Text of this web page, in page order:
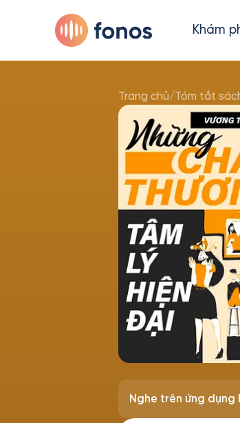
Khám
Trang chủ/Tóm tắt
Nghe trên ứng